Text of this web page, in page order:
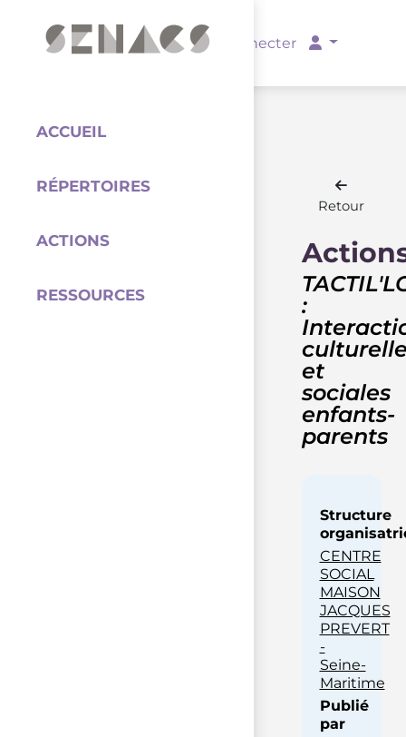
Se connecter
ACCUEIL
RÉPERTOIRES
ACTIONS
RESSOURCES
Retour
:
et
sociales
enfants-
parents
Structure
CENTRE
SOCIAL
MAISON
JACQUES
PREVERT
-
Seine-
Maritime
Publié
par